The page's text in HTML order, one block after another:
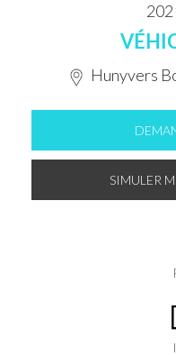
Hunyvers
SIMULER